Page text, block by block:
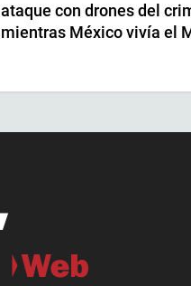
ataque con drones del
mientras México vivía el